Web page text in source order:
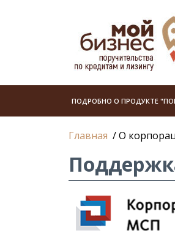
ПОДРОБНО О ПРОДУКТЕ
Главная /О